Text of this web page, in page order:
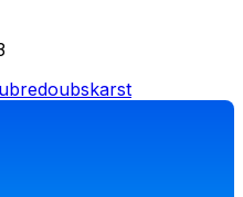
doubskarst